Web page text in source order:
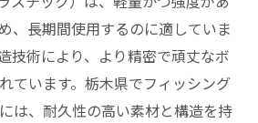
、長期間使用するのに適していま
技術により、より精密で頑丈なボ
ています。栃木県でフィッシング
は、耐久性の高い素材と構造を持